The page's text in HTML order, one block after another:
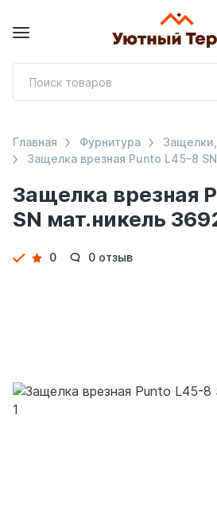
Защелка врезная
SN мат.никель
Главная Фурнитура
Защелка врезная Punto L45-8
Детали
0 0 отзыв